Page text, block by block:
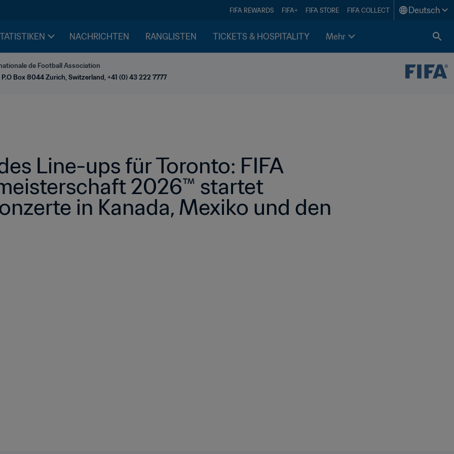
FIFA REWARDS FIFA+ FIFA STORE FIFA COLLECT Deutsch
NACHRICHTEN RANGLISTEN TICKETS & HOSPITALITY Mehr
de Football Association
Box 8044 Zurich, Switzerland, +41 (0) 43 222 7777
Line-ups für Toronto: FIFA
2026™ startet
in Kanada, Mexiko und den